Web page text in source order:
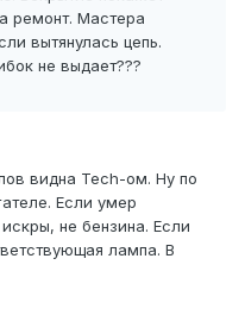
ремонт. Мастера
вытянулась цепь.
не выдает???
видна Tech-ом. Ну по
Если умер
не бензина. Если
лампа. В